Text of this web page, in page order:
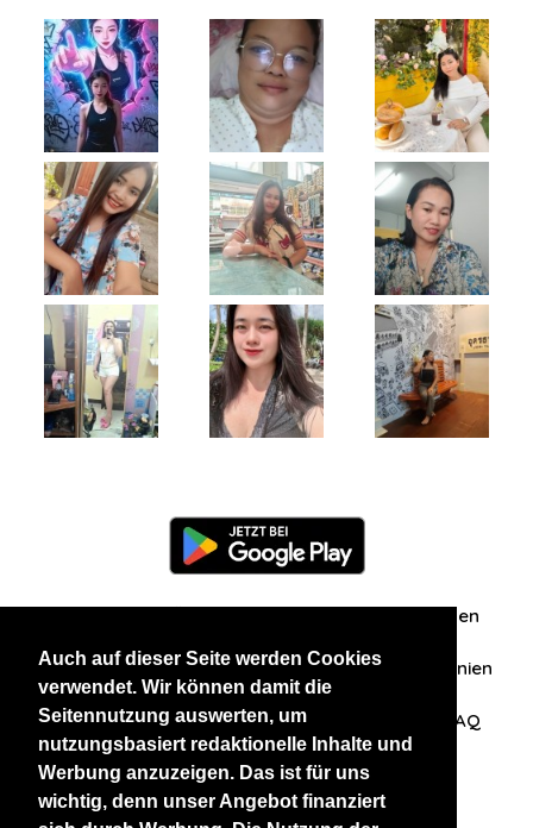
Auch auf dieser Seite werden Cookies
verwendet. Wir können damit die
Seitennutzung auswerten, um
nutzungsbasiert redaktionelle Inhalte und
Werbung anzuzeigen. Das ist für uns
wichtig, denn unser Angebot finanziert
Zuschriften/Erfahrungen
Datenschutzerklärung AGB Datenschutzrichtlinien
Nehmen Sie Kontakt mit uns auf FAQ
Unsere anderen Websites